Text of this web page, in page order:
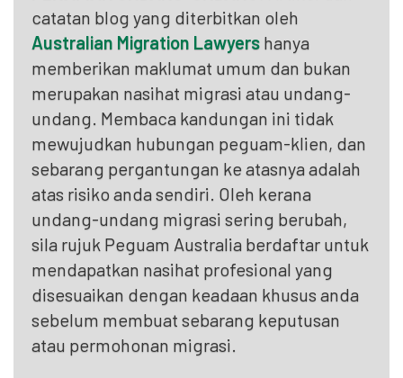
catatan blog yang diterbitkan oleh
Australian Migration Lawyers hanya
memberikan maklumat umum dan bukan
merupakan nasihat migrasi atau undang-
undang. Membaca kandungan ini tidak
mewujudkan hubungan peguam-klien, dan
sebarang pergantungan ke atasnya adalah
atas risiko anda sendiri. Oleh kerana
undang-undang migrasi sering berubah,
sila rujuk Peguam Australia berdaftar untuk
mendapatkan nasihat profesional yang
disesuaikan dengan keadaan khusus anda
sebelum membuat sebarang keputusan
atau permohonan migrasi.